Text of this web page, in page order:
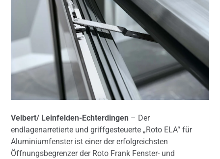
Velbert/ Leinfelden-Echterdingen – Der
endlagenarretierte und griffgesteuerte „Roto ELA“ für
Aluminiumfenster ist einer der erfolgreichsten
Öffnungsbegrenzer der Roto Frank Fenster- und